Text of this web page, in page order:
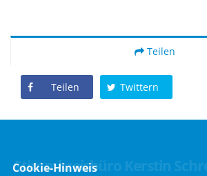
Teilen
Teilen Twittern
Stimmkreisbüro Kerstin
Cookie-Hinweis